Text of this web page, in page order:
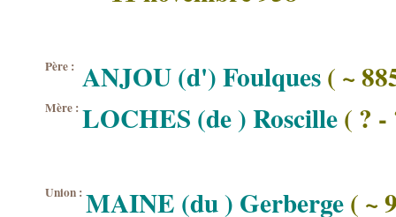
Père : ANJOU (d') Foulques( ~
Mère : LOCHES (de ) Roscille( ? -
Union : MAINE (du ) Gerberge( ~